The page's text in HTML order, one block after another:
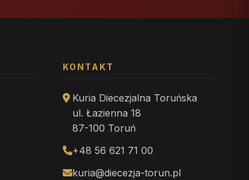
KONTAKT
Kuria Diecezjalna Toruńska
ul. Łazienna 18
87-100 Toruń
+48 56 621 71 00
kuria@diecezja-torun.pl